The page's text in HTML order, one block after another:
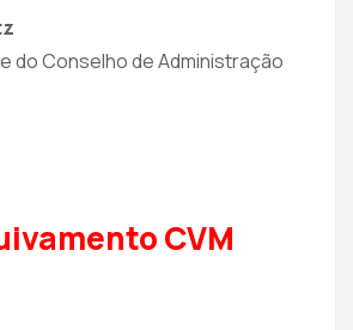
do Conselho de Administração
CVM